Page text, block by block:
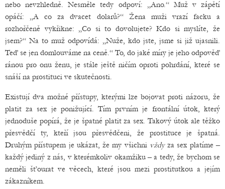
nebo nevzhledně. Nesměle tedy odpoví: „Ano.“ Muž v zápětí
opáčí: „A co za dvacet dolarů?“ Žena muži vrazí facku a
rozhořčeně vykřikne: „Co si to dovolujete? Kdo si myslíte, že
jsem?“ Na to muž odpovídá: „Nuže, kdo jste, jsme si již ujasnili.
Teď se jen domlouváme na ceně.“ To, do jaké míry je jeho odpověď
ránou pro onu ženu, je stále ještě ničím oproti pohrdání, které se
snáší na prostituci ve skutečnosti.
Existují dva možné přístupy, kterými lze bojovat proti názoru, že
platit za sex je ponižující. Tím prvním je frontální útok, který
jednoduše popírá, že je špatné platit za sex. Takový útok ale těžko
přesvědčí ty, kteří jsou přesvědčeni, že prostituce je špatná.
Druhým přístupem je ukázat, že my všichni vždyza sex platíme –
každý jediný z nás, v kterémkoliv okamžiku – a tedy, že bychom se
neměli šťourat ve věcech, které jsou mezi prostitutkou a jejím
zákazníkem.